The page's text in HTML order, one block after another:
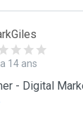
14 ans
- Digital